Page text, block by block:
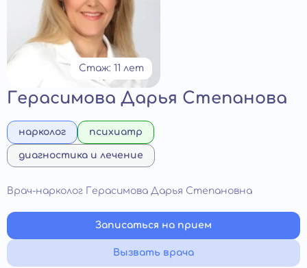
Стаж: 11 лет
Герасимова Дарья Степанова
нарколог психиатр
диагностика и лечение
Врач-нарколог Герасимова Дарья Степановна
Записаться на прием
Вызвать врача